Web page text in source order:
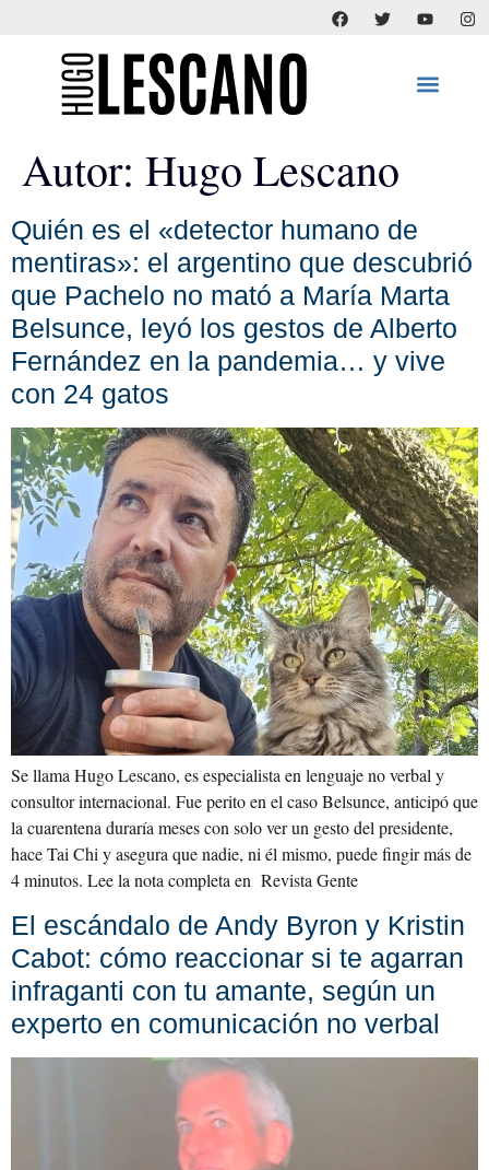
Autor: Hugo Lescano
Quién es el «detector humano de
mentiras»: el argentino que descubrió
que Pachelo no mató a María Marta
Belsunce, leyó los gestos de Alberto
Fernández en la pandemia… y vive
con 24 gatos
Se llama Hugo Lescano, es especialista en lenguaje no verbal y
consultor internacional. Fue perito en el caso Belsunce, anticipó que
la cuarentena duraría meses con solo ver un gesto del presidente,
hace Tai Chi y asegura que nadie, ni él mismo, puede fingir más de
4 minutos. Lee la nota completa en Revista Gente
El escándalo de Andy Byron y Kristin
Cabot: cómo reaccionar si te agarran
infraganti con tu amante, según un
experto en comunicación no verbal